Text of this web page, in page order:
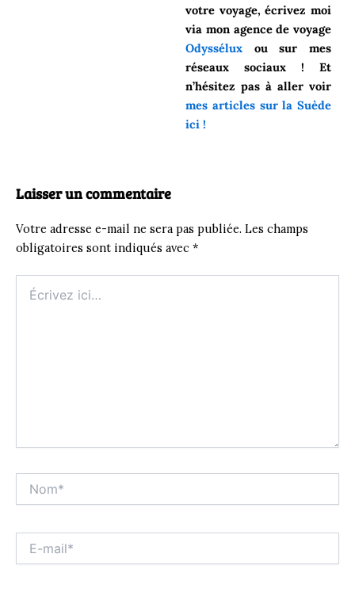
votre voyage, écrivez moi
via mon agence de voyage
Odyssélux ou sur mes
réseaux sociaux ! Et
n’hésitez pas à aller voir
mes articles sur la Suède
ici !
Laisser un commentaire
Votre adresse e-mail ne sera pas publiée. Les champs
obligatoires sont indiqués avec *
ici…
mail*